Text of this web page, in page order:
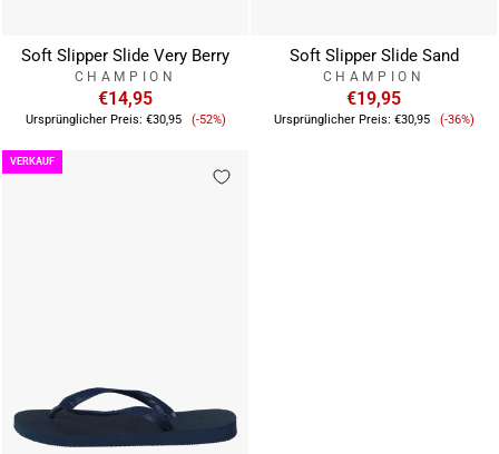
Soft Slipper Slide Very Berry
CHAMPION
€14,95
Ursprünglicher Preis: €30,95 Verkaufspreis
(-52%)
Soft Slipper Slide Sand
CHAMPION
€19,95
Ursprünglicher Preis: €30,95 (-36%)
VERKAUF